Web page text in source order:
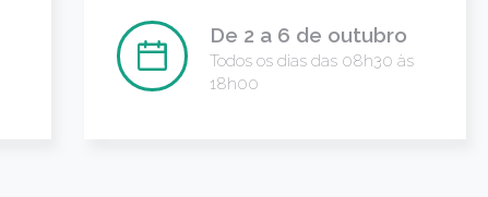
De 2 a 6 de outubro
Todos os dias das 08h30 às
18h00